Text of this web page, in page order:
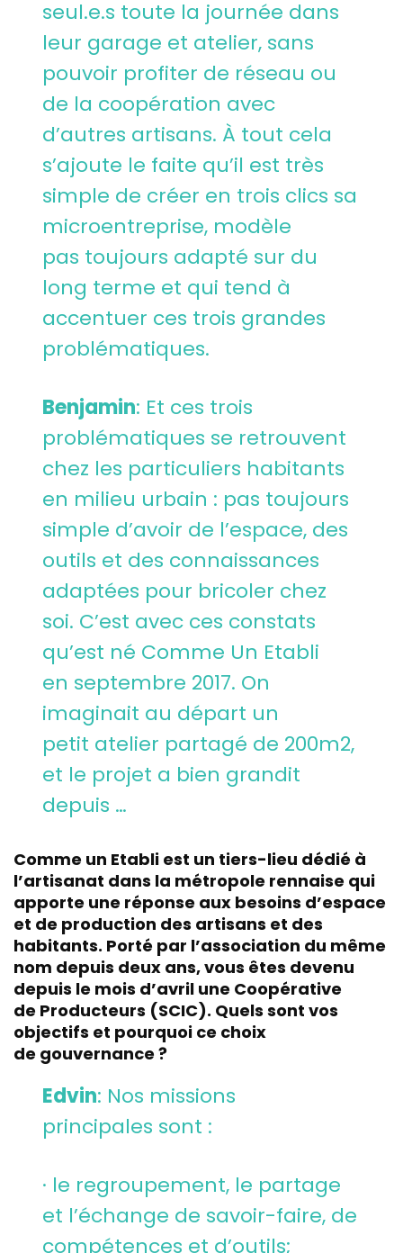
seul.e.s toute la journée dans
leur garage et atelier, sans
pouvoir profiter de réseau ou
de la coopération avec
d’autres artisans. À tout cela
s’ajoute le faite qu’il est très
simple de créer en trois clics sa
microentreprise, modèle
pas toujours adapté sur du
long terme et qui tend à
accentuer ces trois grandes
problématiques.
Benjamin: Et ces trois
problématiques se retrouvent
chez les particuliers habitants
en milieu urbain : pas toujours
simple d’avoir de l’espace, des
outils et des connaissances
adaptées pour bricoler chez
soi. C’est avec ces constats
qu’est né Comme Un Etabli
en septembre 2017. On
imaginait au départ un
petit atelier partagé de 200m2,
et le projet a bien grandit
depuis …
Comme un Etabli est un tiers-lieu dédié à
l’artisanat dans la métropole rennaise qui
apporte une réponse aux besoins d’espace
et de production des artisans et des
habitants. Porté par l’association du même
nom depuis deux ans, vous êtes devenu
depuis le mois d’avril une Coopérative
de Producteurs (SCIC). Quels sont vos
objectifs et pourquoi ce choix
de gouvernance ?
Edvin: Nos missions
principales sont :
· le regroupement, le partage
et l’échange de savoir-faire, de
compétences et d’outils;